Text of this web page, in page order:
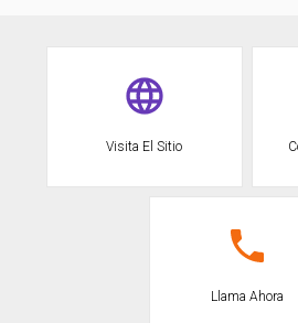
Visita El Sitio
Llama Ahora